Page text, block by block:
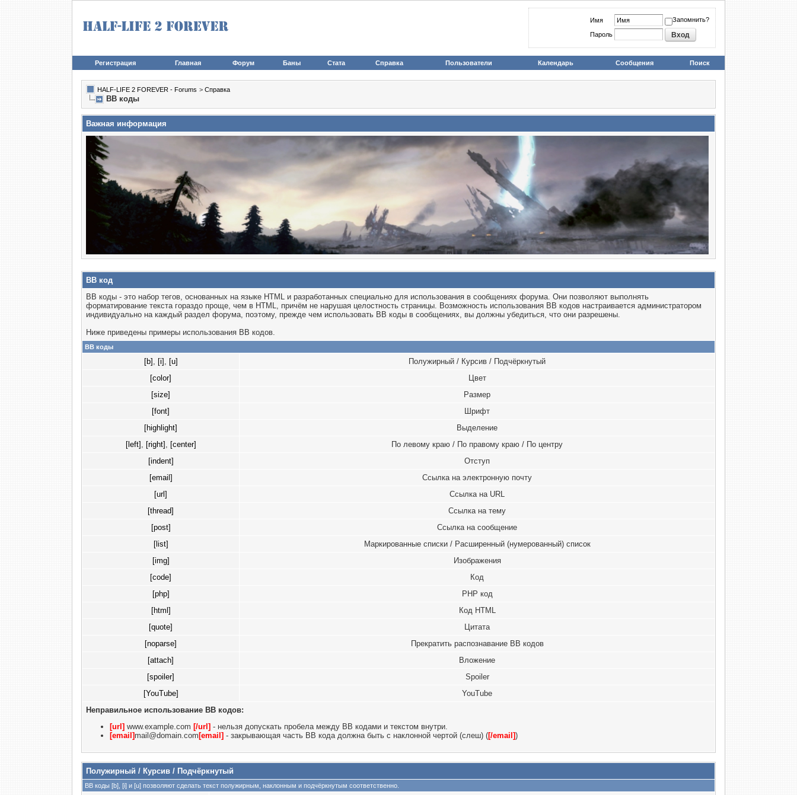
Имя Запомнить?
Пароль
Регистрация Главная Форум Баны Стата Справка Пользователи Календарь Сообщения Поиск
HALF-LIFE 2 FOREVER - Forums > Справка
BB коды
Важная информация
BB код
BB коды - это набор тегов, основанных на языке HTML и разработанных специально для использования в сообщениях форума. Они позволяют выполнять
форматирование текста гораздо проще, чем в HTML, причём не нарушая целостность страницы. Возможность использования BB кодов настраивается администратором
индивидуально на каждый раздел форума, поэтому, прежде чем использовать BB коды в сообщениях, вы должны убедиться, что они разрешены.
Ниже приведены примеры использования BB кодов.
BB коды
[b] , [i] , [u]
Полужирный / Курсив / Подчёркнутый
[color]
Цвет
[size]
Размер
[font]
Шрифт
[highlight]
Выделение
[left] , [right] , [center]
По левому краю / По правому краю / По центру
[indent]
Отступ
[email]
Ссылка на электронную почту
[url]
Ссылка на URL
[thread]
Ссылка на тему
[post]
Ссылка на сообщение
[list]
Маркированные списки / Расширенный (нумерованный) список
[img]
Изображения
[code]
Код
[php]
PHP код
[html]
Код HTML
[quote]
Цитата
[noparse]
Прекратить распознавание BB кодов
[attach]
Вложение
[spoiler]
Spoiler
[YouTube]
YouTube
Неправильное использование BB кодов:
[url] www.example.com [/url] - нельзя допускать пробела между BB кодами и текстом внутри.
[email] mail@domain.com [email] - закрывающая часть BB кода должна быть с наклонной чертой (слеш) ([/email])
Полужирный / Курсив / Подчёркнутый
BB коды [b], [i] и [u] позволяют сделать текст полужирным, наклонным и подчёркнутым соответственно.